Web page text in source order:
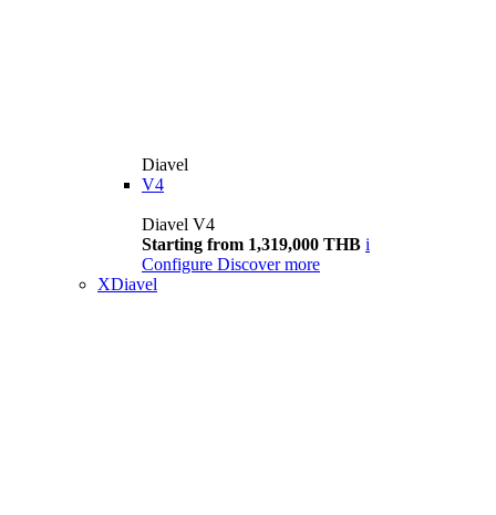
Diavel
V4
Diavel V4
Starting from 1,319,000 THB i
Configure Discover more
XDiavel